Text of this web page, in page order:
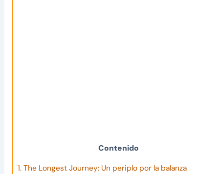
Contenido
1. The Longest Journey: Un periplo por la balanza